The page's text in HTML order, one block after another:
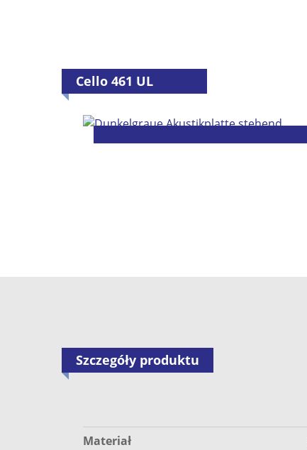
Cello 461 UL
Szczegóły produktu
Materiał